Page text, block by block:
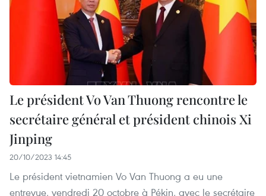
Le président Vo Van Thuong rencontre le
secrétaire général et président chinois Xi
Jinping
20/10/2023 14:45
Le président vietnamien Vo Van Thuong a eu une
entrevue, vendredi 20 octobre à Pékin, avec le secrétaire